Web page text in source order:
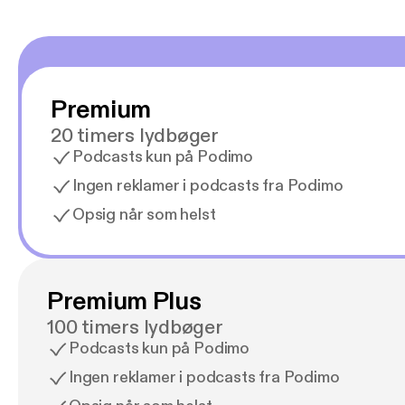
Premium
20 timers lydbøger
Podcasts kun på Podimo
Ingen reklamer i podcasts fra Podimo
Opsig når som helst
Premium Plus
100 timers lydbøger
Podcasts kun på Podimo
Ingen reklamer i podcasts fra Podimo